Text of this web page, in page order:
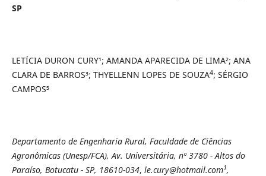
SP
LETÍCIA DURON CURY¹; AMANDA APARECIDA DE LIMA²; ANA
CLARA DE BARROS³; THYELLENN LOPES DE SOUZA4; SÉRGIO
CAMPOS⁵
Departamento de Engenharia Rural, Faculdade de Ciências
Agronômicas (Unesp/FCA), Av. Universitária, nº 3780 - Altos do
Paraíso, Botucatu - SP, 18610-034, le.cury@hotmail.com1,